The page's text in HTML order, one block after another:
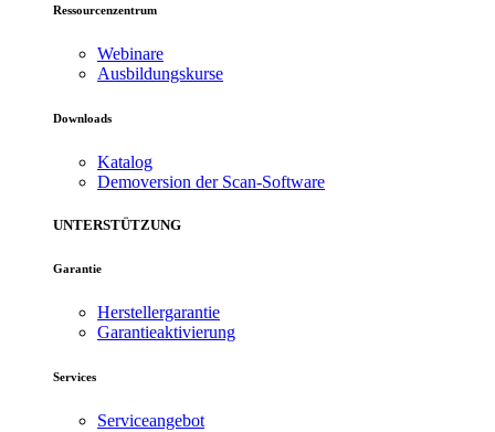
Ressourcenzentrum
Webinare
Ausbildungskurse
Downloads
Katalog
Demoversion der Scan-Software
UNTERSTÜTZUNG
Garantie
Herstellergarantie
Garantieaktivierung
Services
Serviceangebot